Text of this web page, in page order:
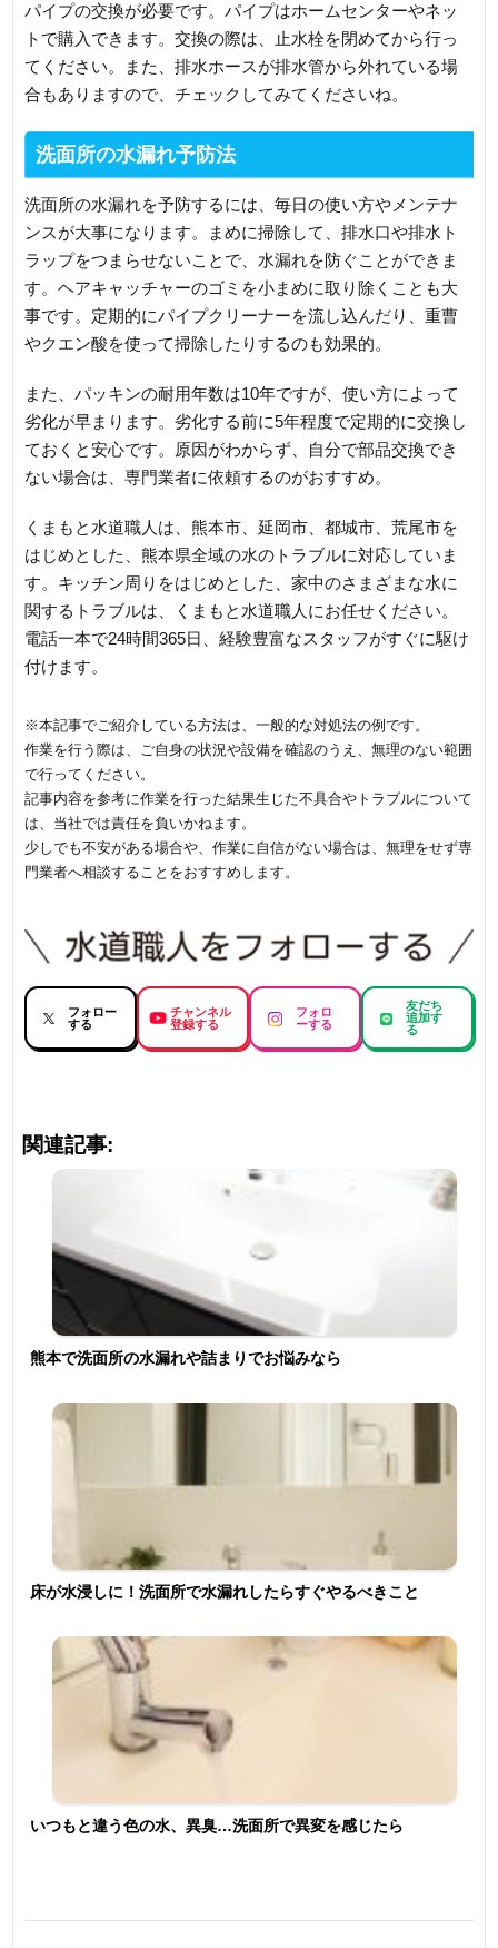
パイプの交換が必要です。パイプはホームセンターやネッ
トで購入できます。交換の際は、止水栓を閉めてから行っ
てください。また、排水ホースが排水管から外れている場
合もありますので、チェックしてみてくださいね。
洗面所の水漏れ予防法
洗面所の水漏れを予防するには、毎日の使い方やメンテナ
ンスが大事になります。まめに掃除して、排水口や排水ト
ラップをつまらせないことで、水漏れを防ぐことができま
す。ヘアキャッチャーのゴミを小まめに取り除くことも大
事です。定期的にパイプクリーナーを流し込んだり、重曹
やクエン酸を使って掃除したりするのも効果的。
また、パッキンの耐用年数は10年ですが、使い方によって
劣化が早まります。劣化する前に5年程度で定期的に交換し
ておくと安心です。原因がわからず、自分で部品交換でき
ない場合は、専門業者に依頼するのがおすすめ。
くまもと水道職人は、熊本市、延岡市、都城市、荒尾市を
はじめとした、熊本県全域の水のトラブルに対応していま
す。キッチン周りをはじめとした、家中のさまざまな水に
関するトラブルは、くまもと水道職人にお任せください。
電話一本で24時間365日、経験豊富なスタッフがすぐに駆け
付けます。
※本記事でご紹介している方法は、一般的な対処法の例です。
作業を行う際は、ご自身の状況や設備を確認のうえ、無理のない範囲
で行ってください。
記事内容を参考に作業を行った結果生じた不具合やトラブルについて
は、当社では責任を負いかねます。
少しでも不安がある場合や、作業に自信がない場合は、無理をせず専
門業者へ相談することをおすすめします。
フォロー
する
チャンネル
登録する
フォロ
ーする
友だち
追加す
る
関連記事:
熊本で洗面所の水漏れや詰まりでお悩みなら
床が水浸しに！洗面所で水漏れしたらすぐやるべきこと
いつもと違う色の水、異臭…洗面所で異変を感じたら